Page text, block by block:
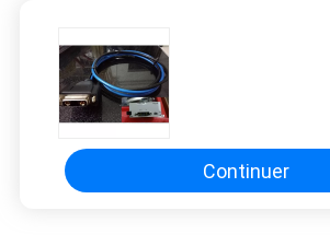
Continuer